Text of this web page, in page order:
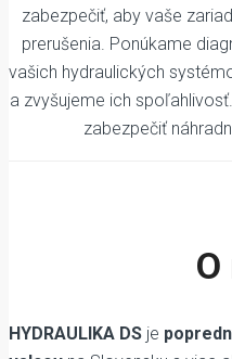
zabezpečiť, aby vaše
prerušenia. Ponúkame
vašich hydraulických
a zvyšujeme ich
zabezpečiť
HYDRAULIKA DS je